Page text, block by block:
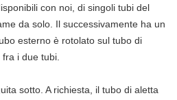
con noi, di singoli tubi del
da solo. Il successivamente ha un
esterno è rotolato sul tubo di
i due tubi.
sotto. A richiesta, il tubo di aletta